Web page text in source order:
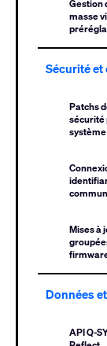
Gestion
masse
Sécurité
Patchs
sécurité
système
commun
Mises à
Données
API Q-